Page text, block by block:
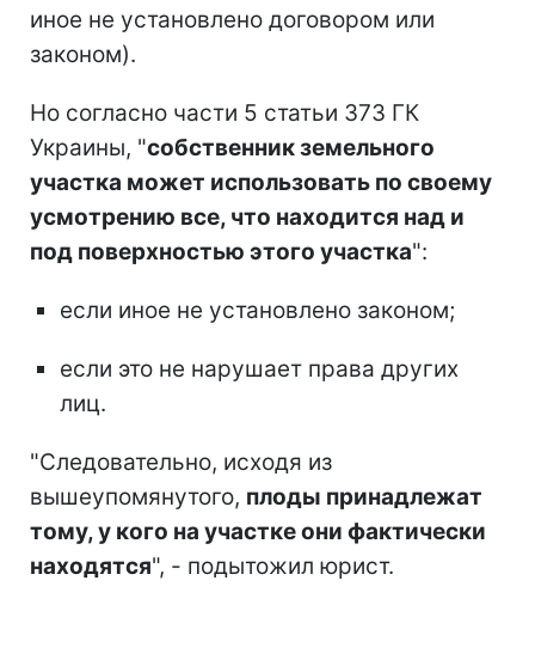
иное не установлено договором или
законом).
Но согласно части 5 статьи 373 ГК
Украины, "собственник земельного
участка может использовать по своему
усмотрению все, что находится над и
под поверхностью этого участка":
если иное не установлено законом;
если это не нарушает права других
лиц.
"Следовательно, исходя из
вышеупомянутого, плоды принадлежат
тому, у кого на участке они фактически
находятся", - подытожил юрист.